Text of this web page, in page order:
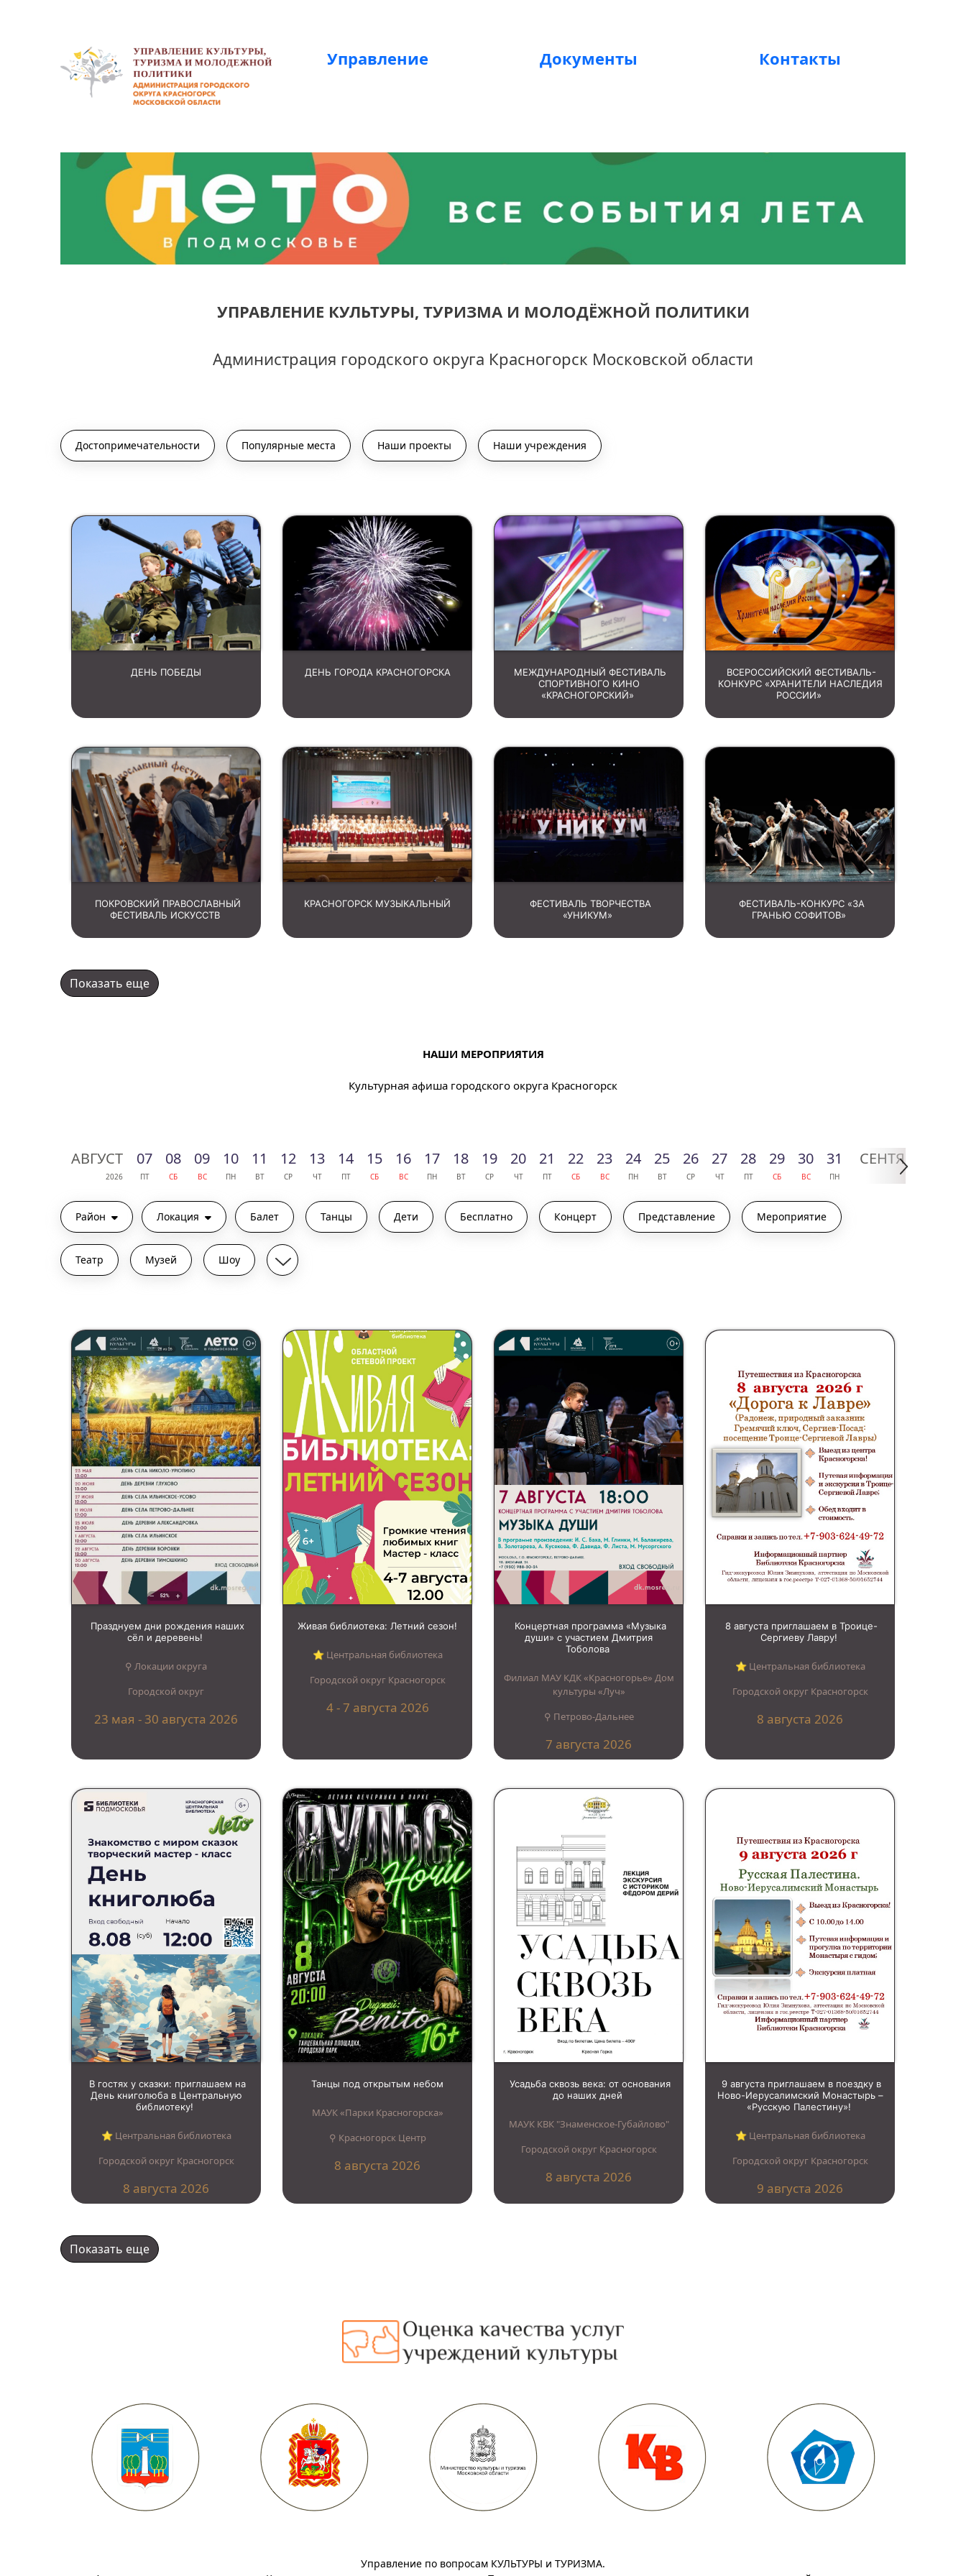
Управление Документы Контакты
УПРАВЛЕНИЕ КУЛЬТУРЫ, ТУРИЗМА И МОЛОДЁЖНОЙ ПОЛИТИКИ
Администрация городского округа Красногорск Московской области
Достопримечательности Популярные места Наши проекты Наши учреждения
ДЕНЬ ПОБЕДЫ ДЕНЬ ГОРОДА КРАСНОГОРСКА
МЕЖДУНАРОДНЫЙ ФЕСТИВАЛЬ
СПОРТИВНОГО КИНО
«КРАСНОГОРСКИЙ»
ВСЕРОССИЙСКИЙ ФЕСТИВАЛЬ-
КОНКУРС «ХРАНИТЕЛИ НАСЛЕДИЯ
РОССИИ»
ПОКРОВСКИЙ ПРАВОСЛАВНЫЙ
ФЕСТИВАЛЬ ИСКУССТВ
КРАСНОГОРСК МУЗЫКАЛЬНЫЙ
ФЕСТИВАЛЬ ТВОРЧЕСТВА
«УНИКУМ»
ФЕСТИВАЛЬ-КОНКУРС «ЗА
ГРАНЬЮ СОФИТОВ»
Показать еще
НАШИ МЕРОПРИЯТИЯ
Культурная афиша городского округа Красногорск
АВГУСТ
2026
07
ПТ
08
СБ
09
ВС
10
ПН
11
ВТ
12
СР
13
ЧТ
14
ПТ
15
СБ
16
ВС
17
ПН
18
ВТ
19
СР
20
ЧТ
21
ПТ
22
СБ
23
ВС
24
ПН
25
ВТ
26
СР
27
ЧТ
28
ПТ
29
СБ
30
ВС
31
ПН
СЕНТЯБРЬ
Район Локация Балет Танцы Дети Бесплатно Концерт Представление Мероприятие
Театр Музей Шоу
Празднуем дни рождения наших
сёл и деревень!
⚲ Локации округа
Городской округ
23 мая - 30 августа 2026
Живая библиотека: Летний сезон!
⭐︎ Центральная библиотека
Городской округ Красногорск
4 - 7 августа 2026
Концертная программа «Музыка
души» с участием Дмитрия
Тоболова
Филиал МАУ КДК «Красногорье» Дом
культуры «Луч»
⚲ Петрово-Дальнее
7 августа 2026
8 августа приглашаем в Троице-
Сергиеву Лавру!
⭐︎ Центральная библиотека
Городской округ Красногорск
8 августа 2026
В гостях у сказки: приглашаем на
День книголюба в Центральную
библиотеку!
⭐︎ Центральная библиотека
Городской округ Красногорск
8 августа 2026
Танцы под открытым небом
МАУК «Парки Красногорска»
⚲ Красногорск Центр
8 августа 2026
Усадьба сквозь века: от основания
до наших дней
МАУК КВК "Знаменское-Губайлово"
Городской округ Красногорск
8 августа 2026
9 августа приглашаем в поездку в
Ново-Иерусалимский Монастырь –
«Русскую Палестину»!
⭐︎ Центральная библиотека
Городской округ Красногорск
9 августа 2026
Показать еще
Управление по вопросам КУЛЬТУРЫ и ТУРИЗМА.